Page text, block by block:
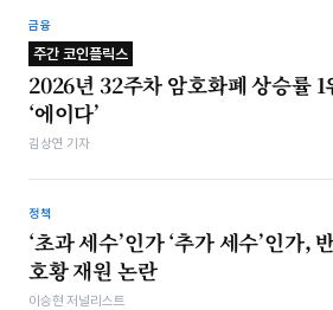
금융
주간 코인플릭스
2026년 32주차 암호화폐 상승률 1
‘에이다’
김상연 기자
정책
‘초과 세수’인가 ‘추가 세수’인가,
호황 재원 논란
이승현 저널리스트